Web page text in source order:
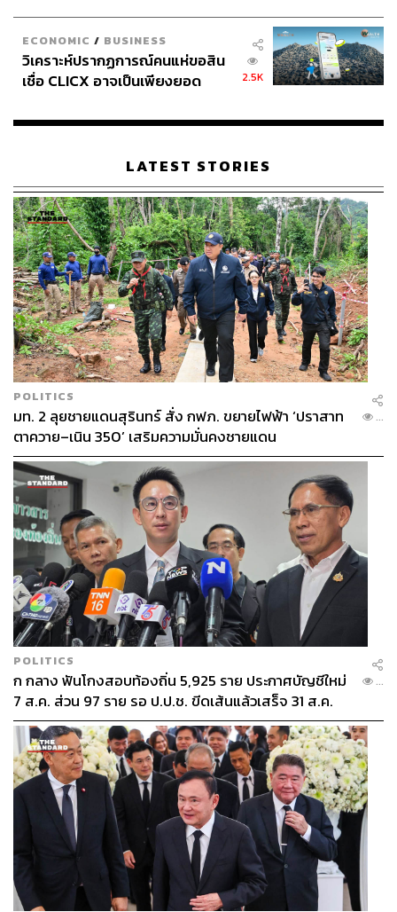
ECONOMIC / BUSINESS
วิเคราะห์ปรากฏการณ์คนแห่ขอสิน
เชื่อ CLICX อาจเป็นเพียงยอด
เรือนไทยที่ถูกซุกไว้
2.5K
LATEST STORIES
POLITICS
มท. 2 ลุยชายแดนสุรินทร์ สั่ง กฟภ. ขยายไฟฟ้า ‘ปราสาท
ตาควาย–เนิน 350’ เสริมความมั่นคงชายแดน
...
POLITICS
ก กลาง ฟันโกงสอบท้องถิ่น 5,925 ราย ประกาศบัญชีใหม่
7 ส.ค. ส่วน 97 ราย รอ ป.ป.ช. ขีดเส้นแล้วเสร็จ 31 ส.ค.
...